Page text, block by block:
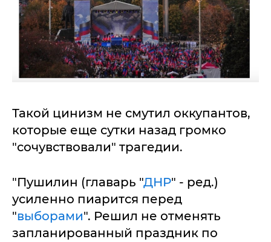
Такой цинизм не смутил оккупантов,
которые еще сутки назад громко
"сочувствовали" трагедии.
"Пушилин (главарь "ДНР" - ред.)
усиленно пиарится перед
"выборами". Решил не отменять
запланированный праздник по